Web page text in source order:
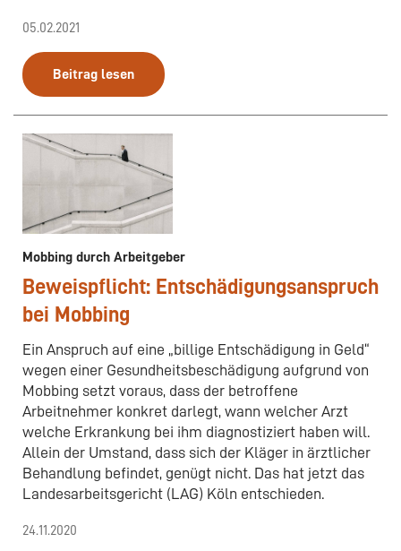
05.02.2021
Beitrag lesen
Mobbing durch Arbeitgeber
Beweispflicht: Entschädigungsanspruch
bei Mobbing
Ein Anspruch auf eine „billige Entschädigung in Geld“
wegen einer Gesundheitsbeschädigung aufgrund von
Mobbing setzt voraus, dass der betroffene
Arbeitnehmer konkret darlegt, wann welcher Arzt
welche Erkrankung bei ihm diagnostiziert haben will.
Allein der Umstand, dass sich der Kläger in ärztlicher
Behandlung befindet, genügt nicht. Das hat jetzt das
Landesarbeitsgericht (LAG) Köln entschieden.
24.11.2020